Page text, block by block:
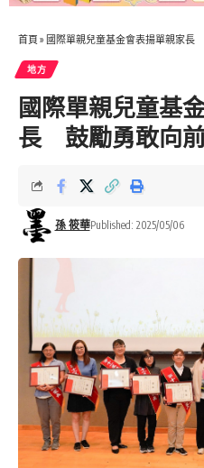
首頁 » 國際單親兒童基金會表揚單親家長
地方
國際單親兒童基
長 鼓勵勇敢向
孫 筱華Published: 2025/05/06